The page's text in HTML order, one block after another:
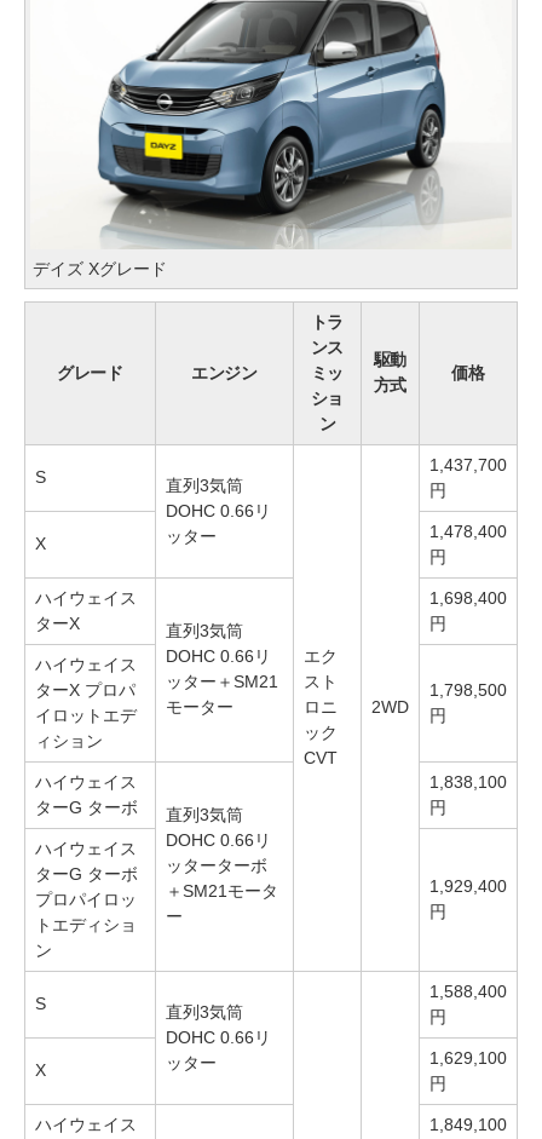
デイズ Xグレード
グレード エンジン
トラ
ンス
ミッ
ショ
ン
駆動
方式
価格
S
直列3気筒
DOHC 0.66リ
ッター
エク
スト
ロニ
ック
CVT
2WD
1,437,700
円
X
1,478,400
円
ハイウェイス
ターX
直列3気筒
DOHC 0.66リ
ッター＋SM21
モーター
1,698,400
円
ハイウェイス
ターX プロパ
イロットエデ
ィション
1,798,500
円
ハイウェイス
ターG ターボ
直列3気筒
DOHC 0.66リ
ッターターボ
＋SM21モータ
ー
1,838,100
円
ハイウェイス
ターG ターボ
プロパイロッ
トエディショ
ン
1,929,400
円
S
直列3気筒
DOHC 0.66リ
ッター
1,588,400
円
X
1,629,100
円
ハイウェイス
1,849,100